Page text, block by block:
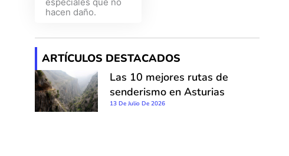
hacen daño.
ARTÍCULOS DESTACADOS
Las 10 mejores rutas de
senderismo en Asturias
13 De Julio De 2026